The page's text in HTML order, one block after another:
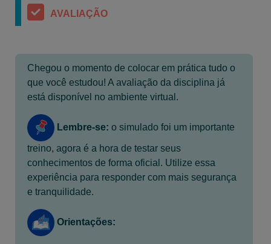
AVALIAÇÃO
Chegou o momento de colocar em prática tudo o
que você estudou! A avaliação da disciplina já
está disponível no ambiente virtual.
Lembre-se: o simulado foi um importante
treino, agora é a hora de testar seus
conhecimentos de forma oficial. Utilize essa
experiência para responder com mais segurança
e tranquilidade.
Orientações: